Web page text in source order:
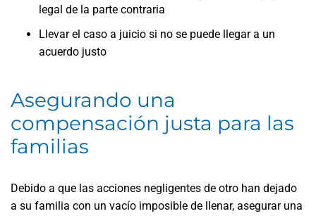
legal de la parte contraria
Llevar el caso a juicio si no se puede llegar a un
acuerdo justo
Asegurando una
compensación justa para las
familias
Debido a que las acciones negligentes de otro han dejado
a su familia con un vacío imposible de llenar, asegurar una